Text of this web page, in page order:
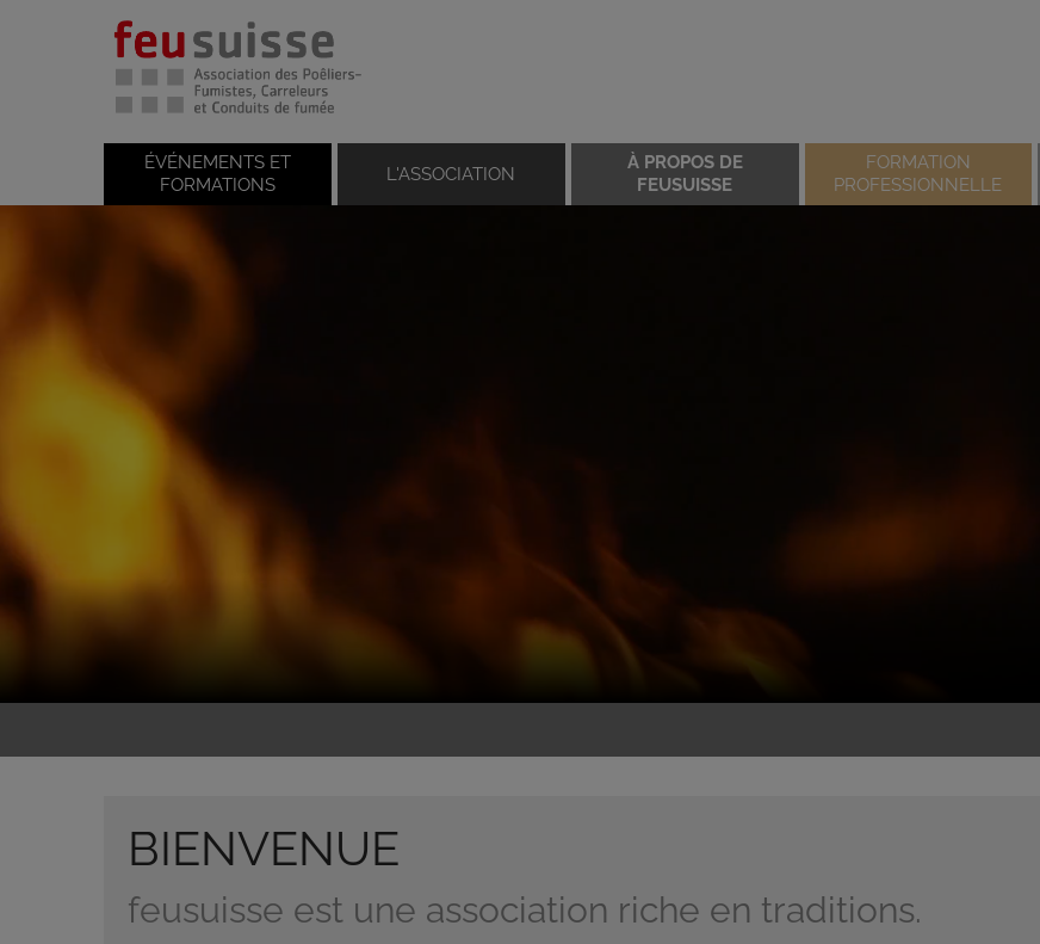
ÉVÉNEMENTS ET
FORMATIONS
L'ASSOCIATION
À PROPOS DE
FEUSUISSE
FORMATION
PROFESSIONNELLE
BIENVENUE
feusuisse est une association riche en traditions.